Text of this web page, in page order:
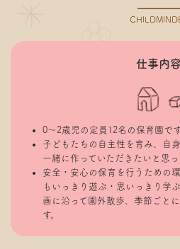
仕事内容
0～2歳児の定員12名の保育園です
子どもたちの自主性を育み、自
一緒に作っていただきたいと思っ
安全・安心の保育を行うための
もいっきり遊ぶ・思いっきり学
画に沿って園外散歩、季節ごと
す。